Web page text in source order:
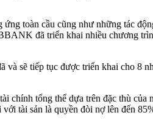
toàn cầu cũng như những tác
đã triển khai nhiều chương
và sẽ tiếp tục được triển khai cho 8
tổng thể dựa trên đặc thù của
tài sản là quyền đòi nợ lên đến